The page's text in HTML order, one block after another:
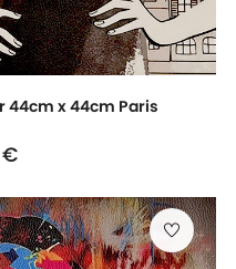
44cm x 44cm Paris